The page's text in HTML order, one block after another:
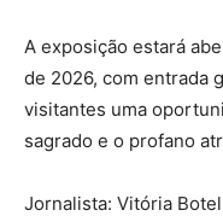
A exposição estará
de 2026, com entrada
visitantes uma
sagrado e o profano
Jornalista: Vitória